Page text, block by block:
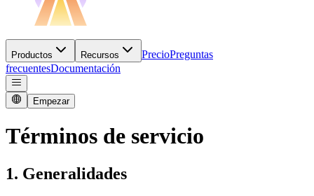
Productos Recursos PrecioPreguntas
frecuentesDocumentación
Empezar
Términos de servicio
1. Generalidades